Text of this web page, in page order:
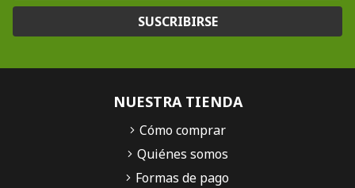
SUSCRIBIRSE
NUESTRA TIENDA
Cómo comprar
Quiénes somos
Formas de pago